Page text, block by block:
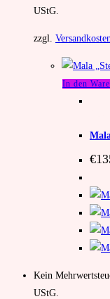
UStG.
zzgl.
In den
€
Kein
UStG.